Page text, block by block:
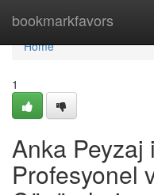
bookmarkfavors
Home
Home
1
Anka Peyzaj
Profesyonel